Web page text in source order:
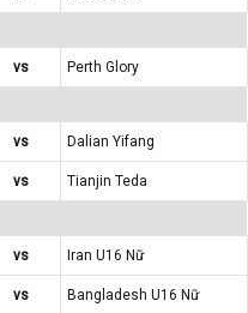
vs Perth Glory
vs
Dalian Yifang
vs Tianjin Teda
vs
Iran U16 Nữ
vs
Bangladesh U16 Nữ